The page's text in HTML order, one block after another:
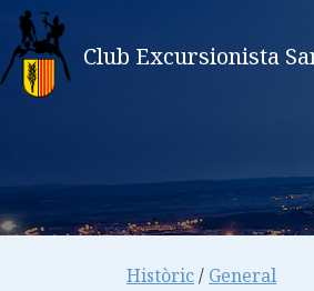
Club Excursionista
Històric/ General